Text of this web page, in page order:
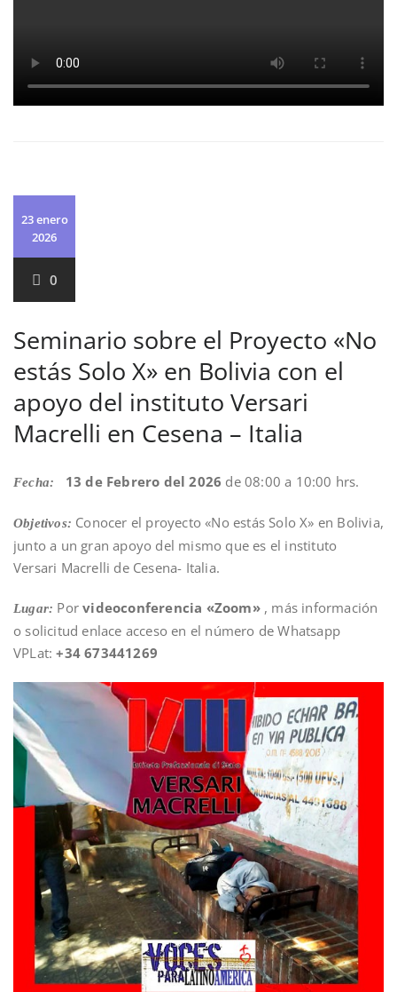
23 enero
2026
0
Seminario sobre el Proyecto «No
estás Solo X» en Bolivia con el
apoyo del instituto Versari
Macrelli en Cesena – Italia
Fecha: 13 de Febrero del 2026 de 08:00 a 10:00 hrs.
Objetivos: Conocer el proyecto «No estás Solo X» en Bolivia,
junto a un gran apoyo del mismo que es el instituto
Versari Macrelli de Cesena- Italia.
Lugar: Porvideoconferencia «Zoom» , más información
o solicitud enlace acceso en el número de Whatsapp
VPLat:+34 673441269